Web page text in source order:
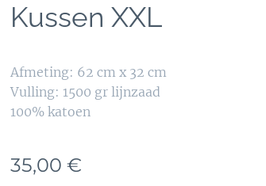
Kussen XXL
Afmeting: 62 cm x 32 cm
Vulling: 1500 gr lijnzaad
100% katoen
35,00 €